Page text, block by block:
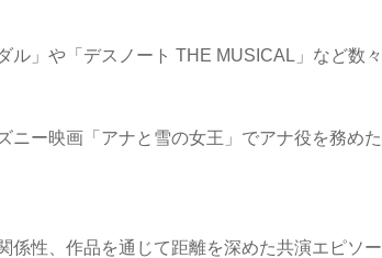
ル」や「デスノート THE MUSICAL」など数々
ニー映画「アナと雪の女王」でアナ役を務めた
係性、作品を通じて距離を深めた共演エピソー